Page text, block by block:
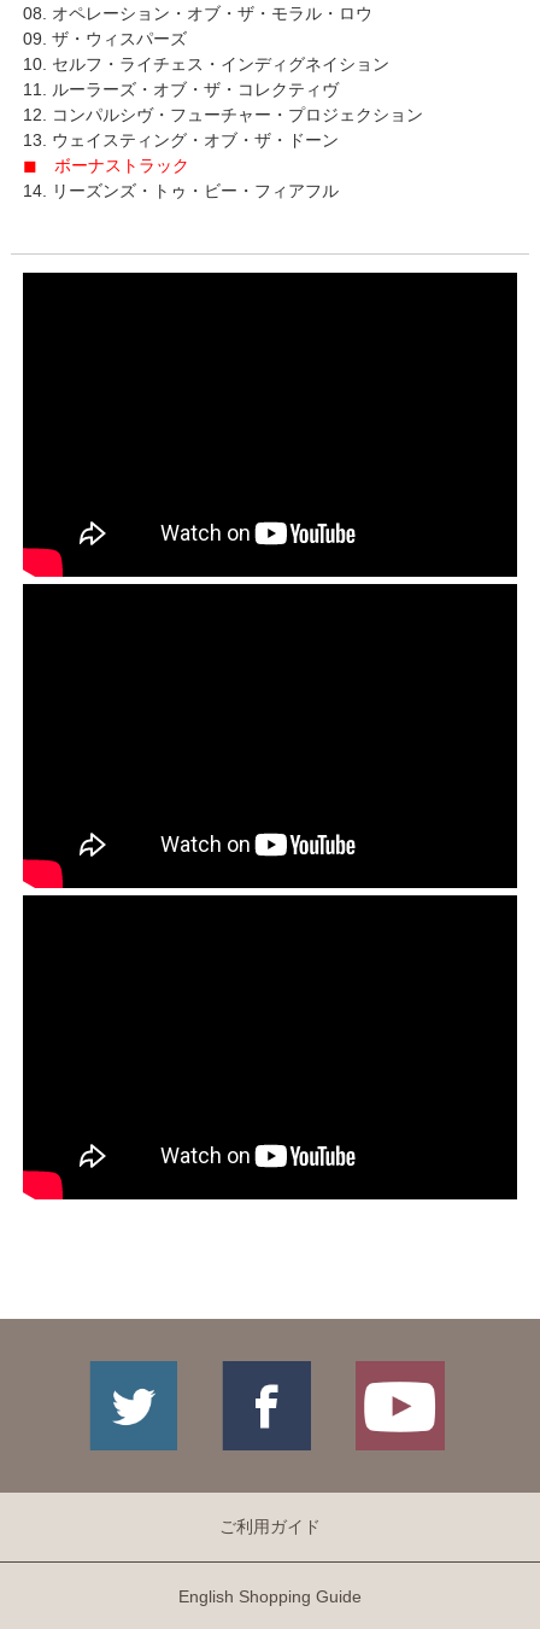
08. オペレーション・オブ・ザ・モラル・ロウ
09. ザ・ウィスパーズ
10. セルフ・ライチェス・インディグネイション
11. ルーラーズ・オブ・ザ・コレクティヴ
12. コンパルシヴ・フューチャー・プロジェクション
13. ウェイスティング・オブ・ザ・ドーン
◼ ボーナストラック
14. リーズンズ・トゥ・ビー・フィアフル
ご利用ガイド
English Shopping Guide